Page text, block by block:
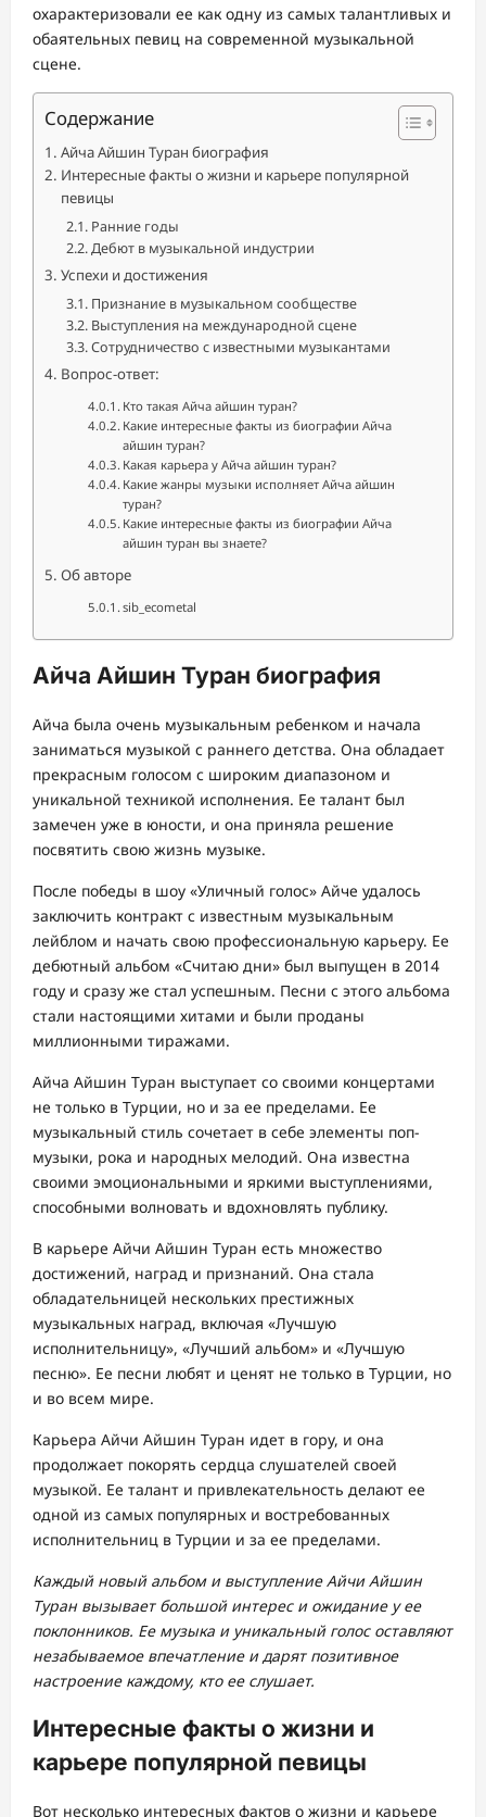
охарактеризовали ее как одну из самых талантливых и
обаятельных певиц на современной музыкальной
сцене.
Содержание
Айча Айшин Туран биография
Интересные факты о жизни и карьере популярной
певицы
Ранние годы
Дебют в музыкальной индустрии
Успехи и достижения
Признание в музыкальном сообществе
Выступления на международной сцене
Сотрудничество с известными музыкантами
Вопрос-ответ:
Кто такая Айча айшин туран?
Какие интересные факты из биографии Айча
айшин туран?
Какая карьера у Айча айшин туран?
Какие жанры музыки исполняет Айча айшин
туран?
Какие интересные факты из биографии Айча
айшин туран вы знаете?
Об авторе
sib_ecometal
Айча Айшин Туран биография
Айча была очень музыкальным ребенком и начала
заниматься музыкой с раннего детства. Она обладает
прекрасным голосом с широким диапазоном и
уникальной техникой исполнения. Ее талант был
замечен уже в юности, и она приняла решение
посвятить свою жизнь музыке.
После победы в шоу «Уличный голос» Айче удалось
заключить контракт с известным музыкальным
лейблом и начать свою профессиональную карьеру. Ее
дебютный альбом «Считаю дни» был выпущен в 2014
году и сразу же стал успешным. Песни с этого альбома
стали настоящими хитами и были проданы
миллионными тиражами.
Айча Айшин Туран выступает со своими концертами
не только в Турции, но и за ее пределами. Ее
музыкальный стиль сочетает в себе элементы поп-
музыки, рока и народных мелодий. Она известна
своими эмоциональными и яркими выступлениями,
способными волновать и вдохновлять публику.
В карьере Айчи Айшин Туран есть множество
достижений, наград и признаний. Она стала
обладательницей нескольких престижных
музыкальных наград, включая «Лучшую
исполнительницу», «Лучший альбом» и «Лучшую
песню». Ее песни любят и ценят не только в Турции, но
и во всем мире.
Карьера Айчи Айшин Туран идет в гору, и она
продолжает покорять сердца слушателей своей
музыкой. Ее талант и привлекательность делают ее
одной из самых популярных и востребованных
исполнительниц в Турции и за ее пределами.
Каждый новый альбом и выступление Айчи Айшин
Туран вызывает большой интерес и ожидание у ее
поклонников. Ее музыка и уникальный голос оставляют
незабываемое впечатление и дарят позитивное
настроение каждому, кто ее слушает.
Интересные факты о жизни и
карьере популярной певицы
Вот несколько интересных фактов о жизни и карьере